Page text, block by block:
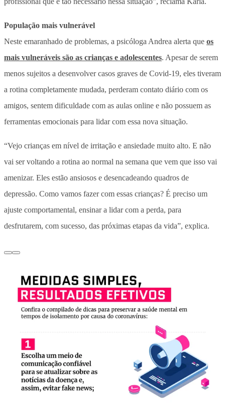
População mais vulnerável
Neste emaranhado de problemas, a psicóloga Andrea alerta que os
mais vulneráveis são as crianças e adolescentes. Apesar de serem
menos sujeitos a desenvolver casos graves de Covid-19, eles tiveram
a rotina completamente mudada, perderam contato diário com os
amigos, sentem dificuldade com as aulas online e não possuem as
ferramentas emocionais para lidar com essa nova situação.
“Vejo crianças em nível de irritação e ansiedade muito alto. E não
vai ser voltando a rotina ao normal na semana que vem que isso vai
amenizar. Eles estão ansiosos e desencadeando quadros de
depressão. Como vamos fazer com essas crianças? É preciso um
ajuste comportamental, ensinar a lidar com a perda, para
desfrutarem, com sucesso, das próximas etapas da vida”, explica.